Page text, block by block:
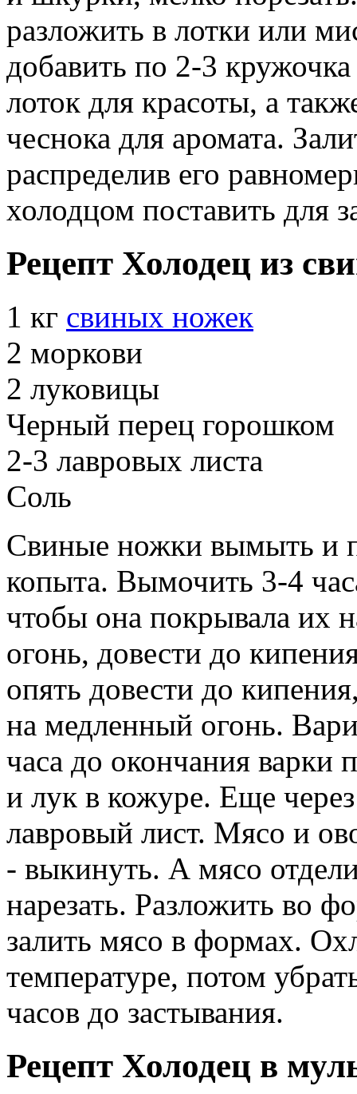
разложить в лотки или
добавить по 2-3
лоток для красоты, а
чеснока для аромата.
распределив его
холодцом поставить для
Рецепт Холодец из
1 кг свиных ножек
2 моркови
2 луковицы
Черный перец горошком
2-3 лавровых листа
Соль
Свиные ножки вымыть и
копыта. Вымочить 3-4
чтобы она покрывала их
огонь, довести до
опять довести до
на медленный огонь.
часа до окончания
и лук в кожуре. Еще
лавровый лист. Мясо и
- выкинуть. А мясо
нарезать. Разложить во
залить мясо в формах.
температуре, потом
часов до застывания.
Рецепт Холодец в